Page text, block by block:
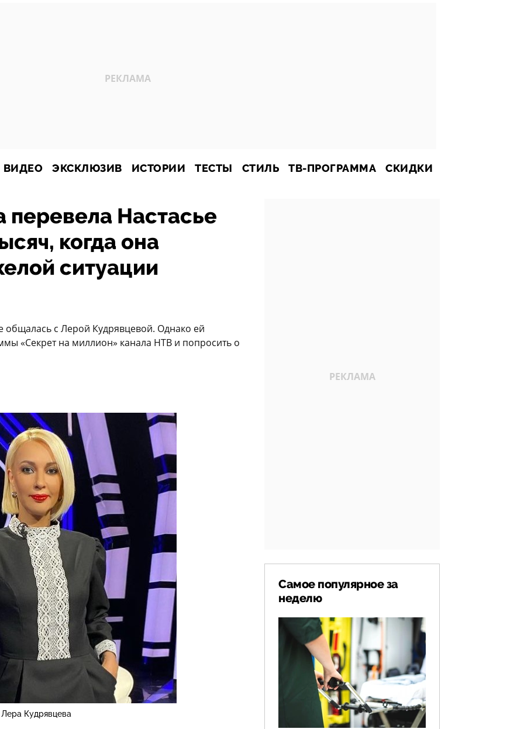
ВИДЕО ЭКСКЛЮЗИВ ИСТОРИИ ТЕСТЫ СТИЛЬ ТВ-ПРОГРАММА СКИДКИ
перевела Настасье
когда она
ситуации
общалась с Лерой Кудрявцевой. Однако ей
«Секрет на миллион» канала НТВ и попросить о
Лера Кудрявцева
Самое популярное за
неделю